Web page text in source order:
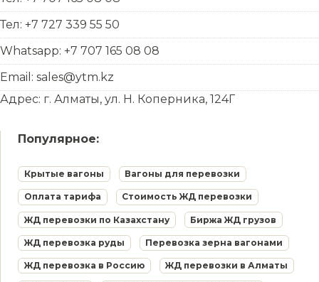
Тел: +7 727 339 55 50
Whatsapp: +7 707 165 08 08
Email: sales@ytm.kz
Адрес: г. Алматы, ул. Н. Коперника, 124Г
Популярное:
Крытые вагоны Вагоны для перевозки
Оплата тарифа Стоимость ЖД перевозки
ЖД перевозки по Казахстану Биржа ЖД грузов
ЖД перевозка руды Перевозка зерна вагонами
ЖД перевозка в Россию ЖД перевозки в Алматы